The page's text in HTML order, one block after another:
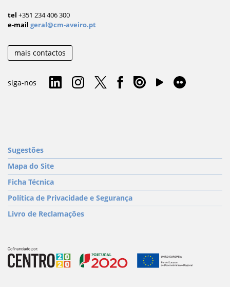
tel +351 234 406 300
e-mail geral@cm-aveiro.pt
mais contactos
siga-nos
Sugestões
Mapa do Site
Ficha Técnica
Política de Privacidade e Segurança
Livro de Reclamações